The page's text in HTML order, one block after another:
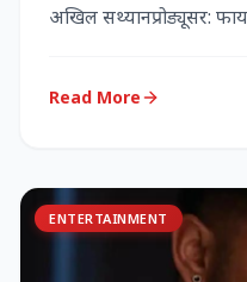
अखिल सथ्यानप्रोड्यूसर:
Read More
ENTERTAINMENT